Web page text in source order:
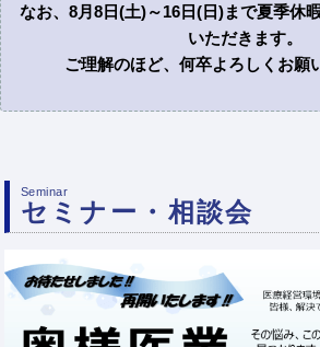
なお、8月8日(土)～16日(日)まで夏季休
いただきます。
ご理解のほど、何卒よろしくお願
セミナー・相談会
Seminar